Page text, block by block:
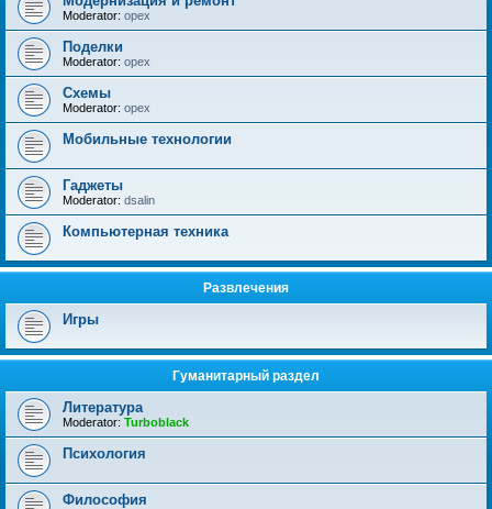
Moderator: opex
Поделки
Moderator: opex
Схемы
Moderator: opex
Мобильные технологии
Гаджеты
Moderator: dsalin
Компьютерная техника
Развлечения
Игры
Гуманитарный раздел
Литература
Moderator: Turboblack
Психология
Философия